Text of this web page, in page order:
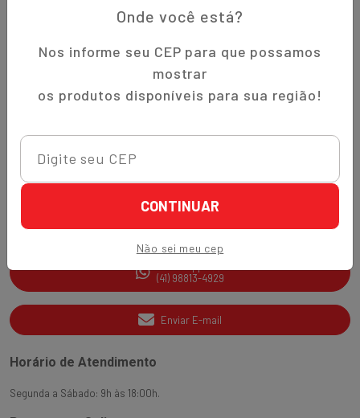
Onde você está?
Nos informe seu CEP para que possamos
mostrar
os produtos disponíveis para sua região!
CONTINUAR
Não sei meu cep
Política de Privacidade
Trocas e Devoluções
Nippon-Aji App
Ajuda e Suporte
SAC
(41) 3538-2177
(41) 98813-4929
Enviar E-mail
Horário de Atendimento
Segunda a Sábado: 9h às 18:00h.